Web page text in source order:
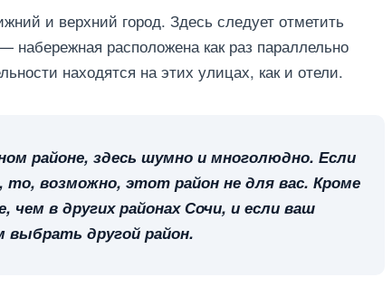
и верхний город. Здесь следует отметить
набережная расположена как раз параллельно
находятся на этих улицах, как и отели.
районе, здесь шумно и многолюдно. Если
возможно, этот район не для вас. Кроме
в других районах Сочи, и если ваш
выбрать другой район.